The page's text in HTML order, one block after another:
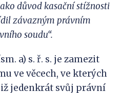
důvod kasační stížnosti
závazným právním
soudu“.
a) s. ř. s. je zamezit
ve věcech, ve kterých
jedenkrát svůj právní